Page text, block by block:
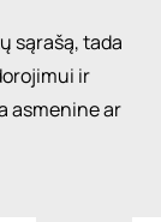
sąrašą, tada
ir
asmenine ar